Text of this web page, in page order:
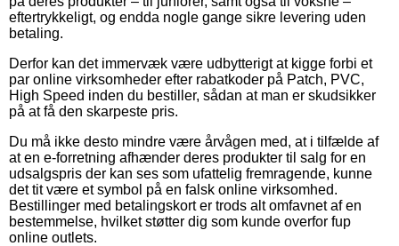
eftertrykkeligt, og endda nogle gange sikre levering uden
betaling.
Derfor kan det immervæk være udbytterigt at kigge forbi et
par online virksomheder efter rabatkoder på Patch, PVC,
High Speed inden du bestiller, sådan at man er skudsikker
på at få den skarpeste pris.
Du må ikke desto mindre være årvågen med, at i tilfælde af
at en e-forretning afhænder deres produkter til salg for en
udsalgspris der kan ses som ufattelig fremragende, kunne
det tit være et symbol på en falsk online virksomhed.
Bestillinger med betalingskort er trods alt omfavnet af en
bestemmelse, hvilket støtter dig som kunde overfor fup
online outlets.